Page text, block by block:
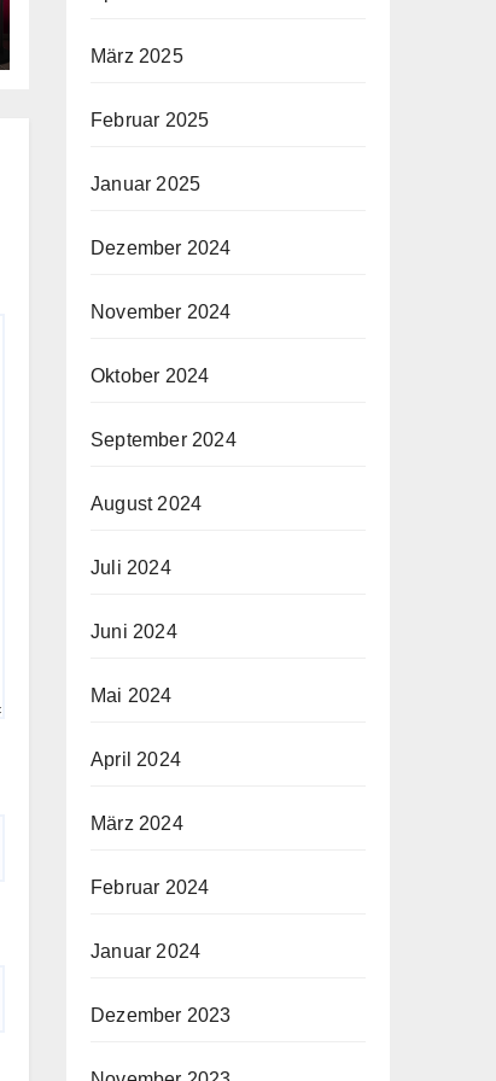
März 2025
Februar 2025
Januar 2025
Dezember 2024
November 2024
Oktober 2024
September 2024
August 2024
Juli 2024
Juni 2024
Mai 2024
April 2024
März 2024
Februar 2024
Januar 2024
Dezember 2023